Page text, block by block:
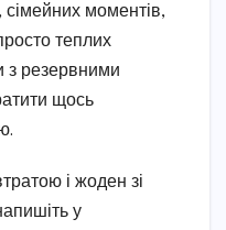
моментів,
теплих
з резервними
щось
і жоден зі
у